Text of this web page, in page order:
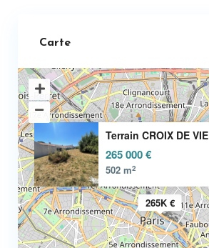
Carte
265K €
Terrain CROIX DE VIE
265 000 €
502 m2